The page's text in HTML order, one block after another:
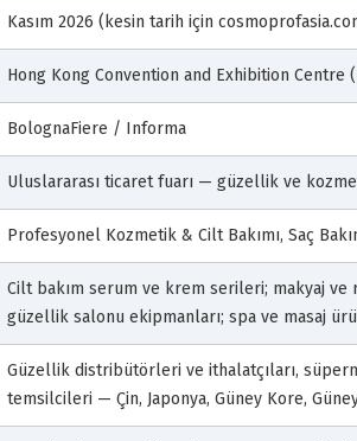
Kasım 2026 (kesin tarih için
Hong Kong Convention and Exhibition Centre
BolognaFiere / Informa
Uluslararası ticaret fuarı — güzellik ve
Profesyonel Kozmetik & Cilt Bakımı, Saç
Cilt bakım serum ve krem serileri; makyaj
güzellik salonu ekipmanları; spa ve masaj
Güzellik distribütörleri ve ithalatçıları,
temsilcileri — Çin, Japonya, Güney Kore,